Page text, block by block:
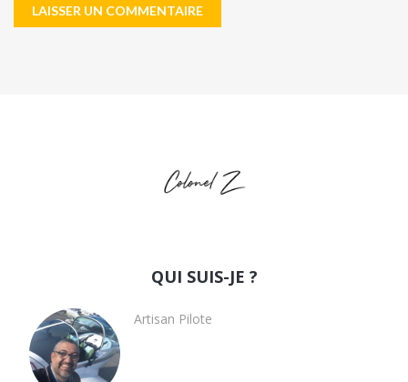
QUI SUIS-JE ?
Artisan Pilote